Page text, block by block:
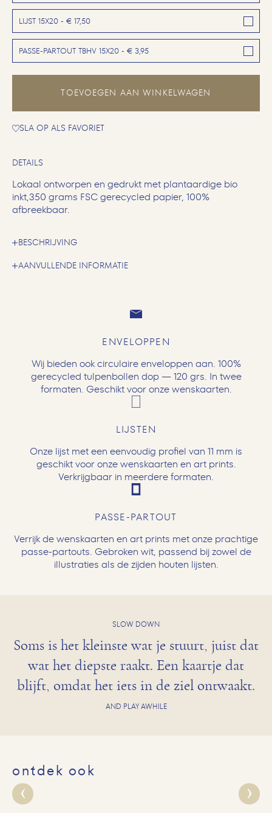
LIJST 15X20 - € 17,50
PASSE-PARTOUT TBHV 15X20 - € 3,95
TOEVOEGEN AAN WINKELWAGEN
SLA OP ALS FAVORIET
DETAILS
Lokaal ontworpen en gedrukt met plantaardige bio
inkt,350 grams FSC gerecycled papier, 100%
afbreekbaar.
BESCHRIJVING
AANVULLENDE INFORMATIE
ENVELOPPEN
Wij bieden ook circulaire enveloppen aan. 100%
gerecycled tulpenbollen dop — 120 grs. In twee
formaten. Geschikt voor onze wenskaarten.
LIJSTEN
Onze lijst met een eenvoudig profiel van 11 mm is
geschikt voor onze wenskaarten en art prints.
Verkrijgbaar in meerdere formaten.
PASSE-PARTOUT
Verrijk de wenskaarten en art prints met onze prachtige
passe-partouts. Gebroken wit, passend bij zowel de
illustraties als de zijden houten lijsten.
SLOW DOWN
Soms is het kleinste wat je stuurt, juist dat
wat het diepste raakt. Een kaartje dat
blijft, omdat het iets in de ziel ontwaakt.
AND PLAY AWHILE
ontdek ook